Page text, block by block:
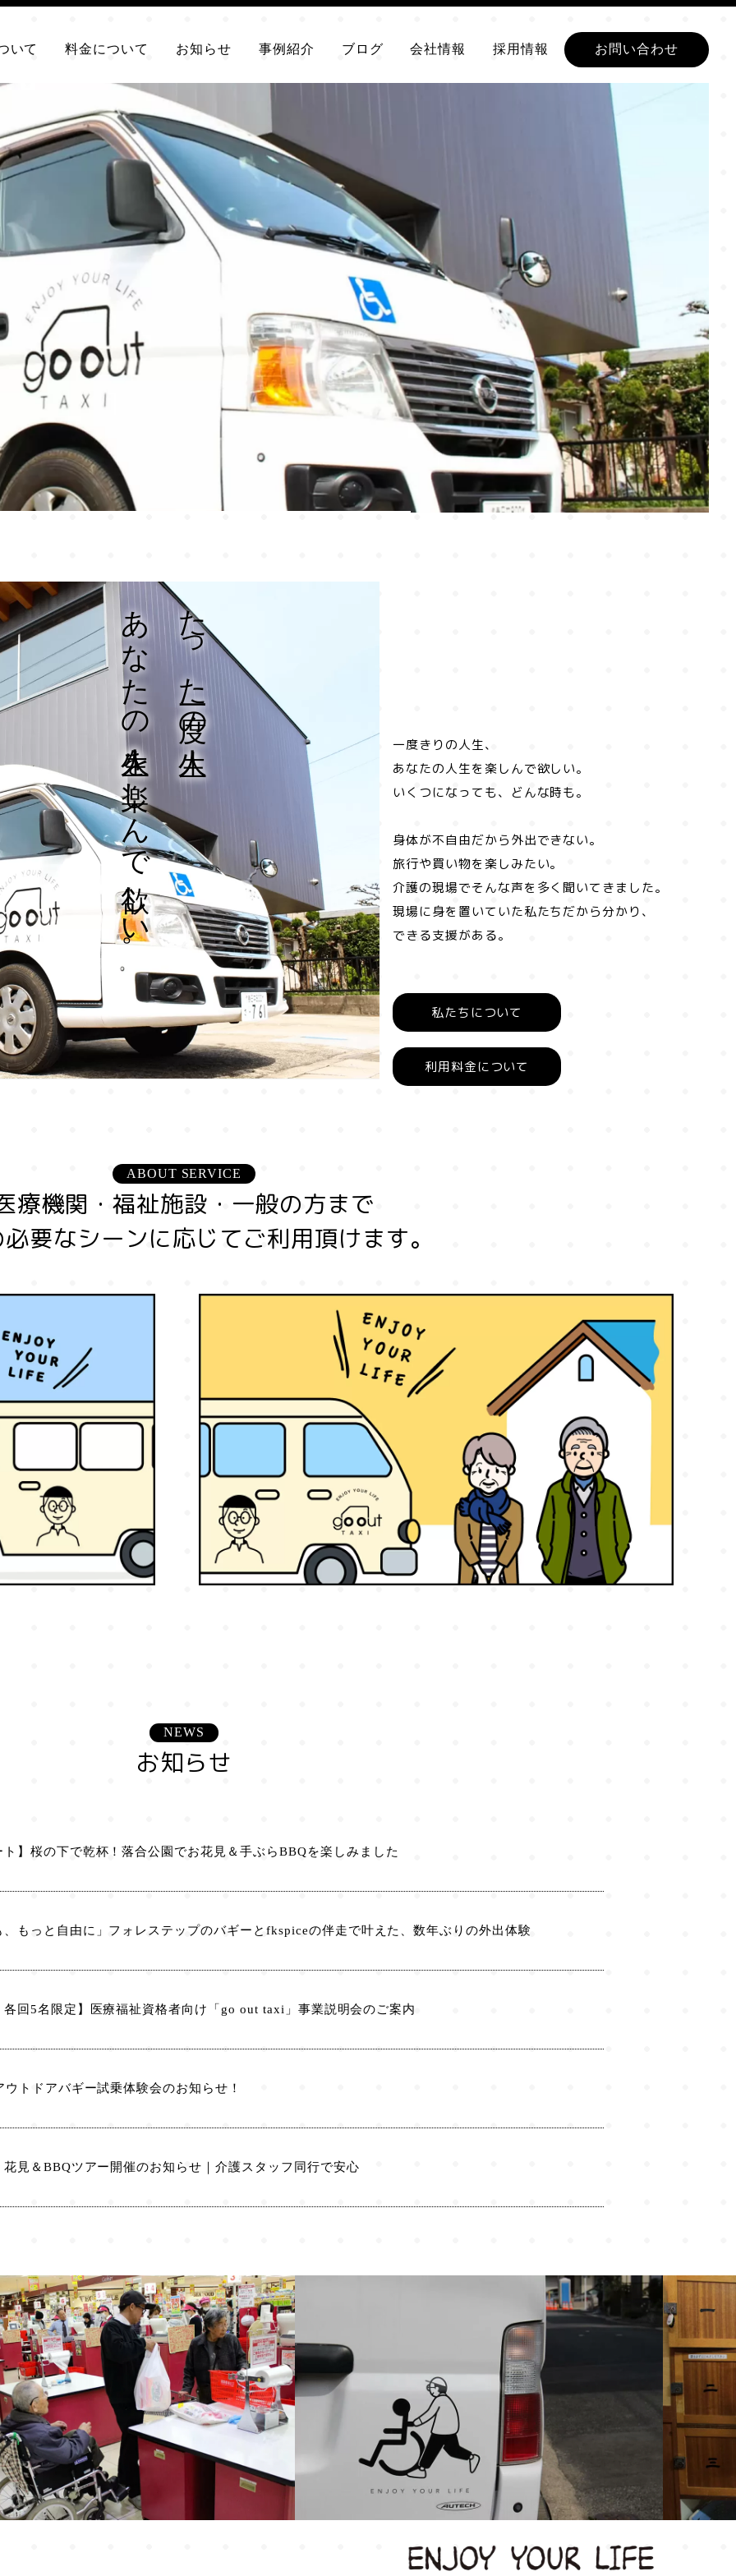
いて 料金について お知らせ 事例紹介 ブログ 会社情報 採用情報 お問い合わせ
たった一度の人生
あなたの人生を
楽しんで欲しい。
一度きりの人生、
あなたの人生を楽しんで欲しい。
いくつになっても、どんな時も。
身体が不自由だから外出できない。
旅行や買い物を楽しみたい。
介護の現場でそんな声を多く聞いてきました。
現場に身を置いていた私たちだから分かり、
できる支援がある。
私たちについて
利用料金について
ABOUT SERVICE
療機関・福祉施設・一般の方まで
要なシーンに応じてご利用頂けます。
NEWS
お知らせ
】桜の下で乾杯！落合公園でお花見＆手ぶらBBQを楽しみました
、もっと自由に」フォレステップのバギーとfkspiceの伴走で叶えた、数年ぶりの外出体験
各回5名限定】医療福祉資格者向け「go out taxi」事業説明会のご案内
ウトドアバギー試乗体験会のお知らせ！
花見＆BBQツアー開催のお知らせ｜介護スタッフ同行で安心